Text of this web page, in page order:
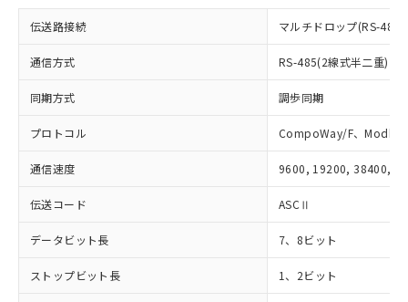
伝送路接続 マルチドロップ(RS-485)
通信方式 RS-485(2線式半二重)
同期方式 調歩同期
プロトコル CompoWay/F、Modbus
通信速度 9600, 19200, 38400,
伝送コード ASCⅡ
データビット長 7、8ビット
ストップビット長 1、2ビット
用者の範囲」に記載されている法人を
51物質の非含有証明書（当社基準）
※本証明書は発行日時点で非含有を証明す
るもので、過去に遡って非含有を証明する
ものではありません。
物質の対応では、対応完了までの期間は出
荷製品に未対応品が混在することから備考
既に当社にて対応品への在庫切替を完了
していることから、特段のことがない限
り、2022年1月12日より割愛しておりま